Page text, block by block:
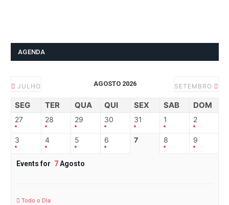
AGENDA
JULHO AGOSTO 2026 SETEMBRO
SEG TER QUA QUI SEX SAB DOM
27 28 29 30 31 1 2
3 4 5 6 7 8 9
Events for 7Agosto
Todo o Dia